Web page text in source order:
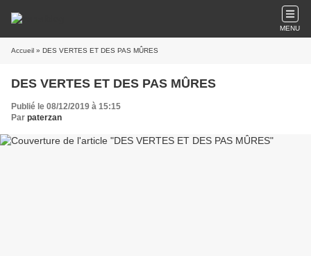
MENU
Accueil » DES VERTES ET DES PAS MÛRES
DES VERTES ET DES PAS MÛRES
Publié le 08/12/2019 à 15:15
Par paterzan